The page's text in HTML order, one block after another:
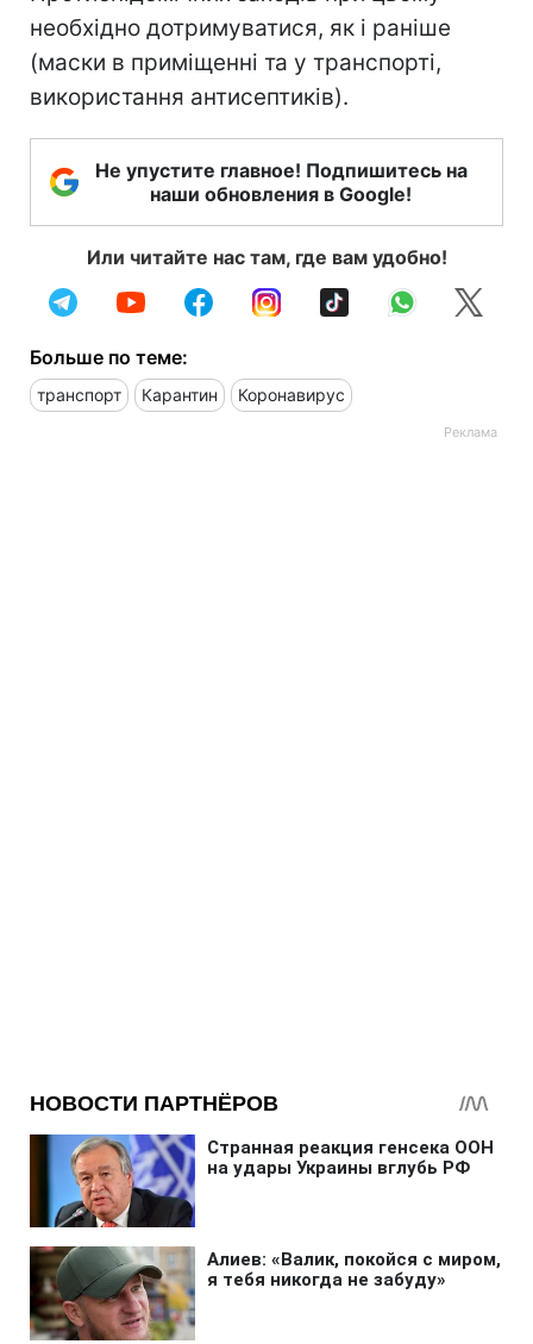
необхідно дотримуватися, як і раніше
(маски в приміщенні та у транспорті,
використання антисептиків).
Не упустите главное! Подпишитесь на
наши обновления в Google!
Или читайте нас там, где вам удобно!
Больше по теме:
транспорт Карантин Коронавирус